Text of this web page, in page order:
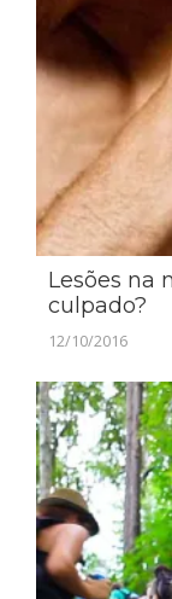
Lesões na
culpado?
12/10/2016